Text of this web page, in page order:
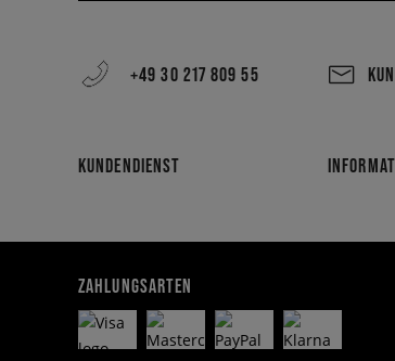
+49 30 217 809 55
KUNDENDIENST
ZAHLUNGSARTEN